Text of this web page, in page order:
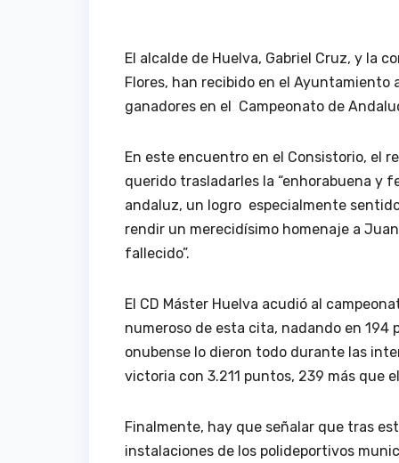
El alcalde de Huelva, Gabriel Cruz, y la
Flores, han recibido en el Ayuntamiento
ganadores en el Campeonato de
En este encuentro en el Consistorio, el
querido trasladarles la “enhorabuena y
andaluz, un logro especialmente
rendir un merecidísimo homenaje a
fallecido”.
El CD Máster Huelva acudió al
numeroso de esta cita, nadando en 194
onubense lo dieron todo durante las
victoria con 3.211 puntos, 239 más que
Finalmente, hay que señalar que tras
instalaciones de los polideportivos